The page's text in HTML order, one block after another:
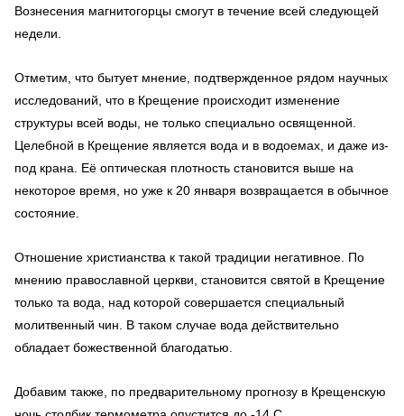
Вознесения магнитогорцы смогут в течение всей следующей
недели.
Отметим, что бытует мнение, подтвержденное рядом научных
исследований, что в Крещение происходит изменение
структуры всей воды, не только специально освященной.
Целебной в Крещение является вода и в водоемах, и даже из-
под крана. Её оптическая плотность становится выше на
некоторое время, но уже к 20 января возвращается в обычное
состояние.
Отношение христианства к такой традиции негативное. По
мнению православной церкви, становится святой в Крещение
только та вода, над которой совершается специальный
молитвенный чин. В таком случае вода действительно
обладает божественной благодатью.
Добавим также, по предварительному прогнозу в Крещенскую